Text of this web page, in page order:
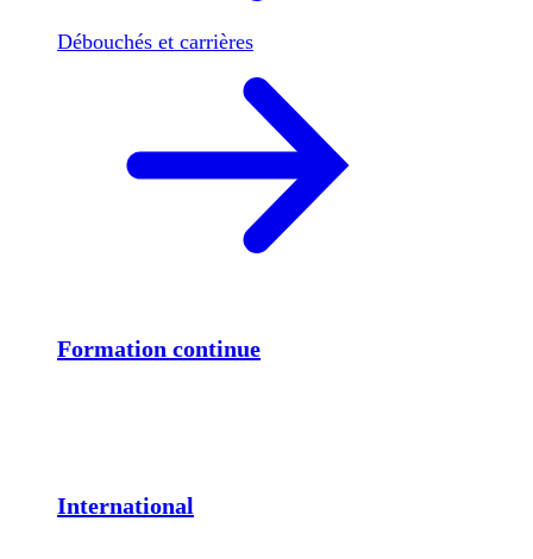
Débouchés et carrières
Formation continue
International